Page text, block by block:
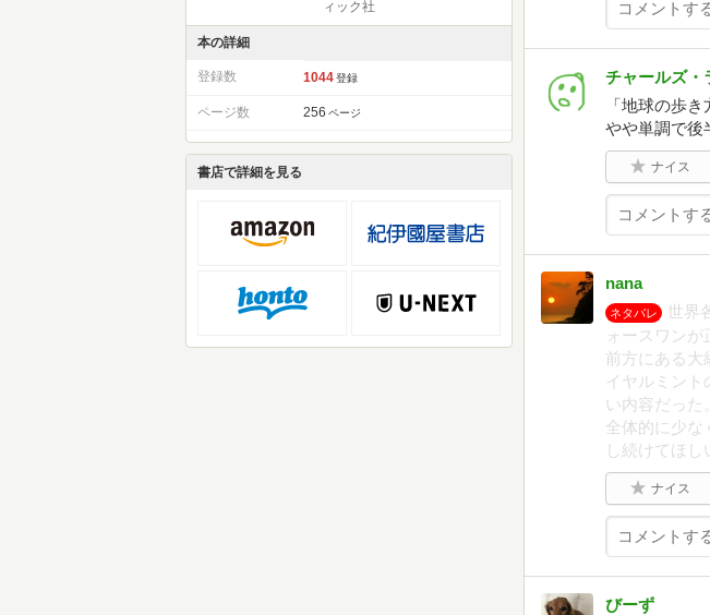
ィック社
本の詳細
登録数 1044 登録
ページ数 256 ページ
書店で詳細を見る
チャールズ・
「地球の歩
やや単調で後
ナイス
nana
ネタバレ
世
ォースワン
前方にある大
イヤルミン
い内容だった
全体的に少な
し続けてほし
ナイス
びーず